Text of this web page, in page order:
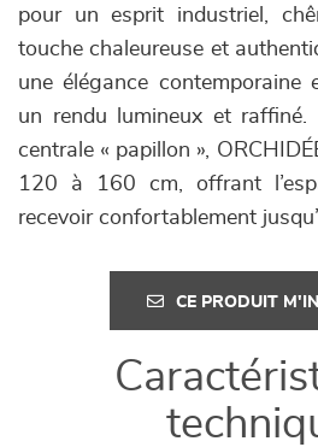
pour un esprit industriel,
touche chaleureuse et
une élégance contemporaine
un rendu lumineux et
centrale « papillon »,
120 à 160 cm, offrant
recevoir confortablement
CE PRODUIT